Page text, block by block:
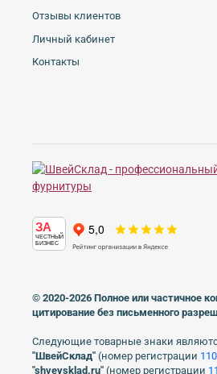
Отзывы клиентов
Личный кабинет
Контакты
ЗА
ЧЕСТНЫЙ
БИЗНЕС
© 2020-2026 Полное или частичное
цитирование без письменного
Следующие товарные знаки
"ШвейСклад" (номер регистрации
"shveуsklad.ru" (номер регистрации